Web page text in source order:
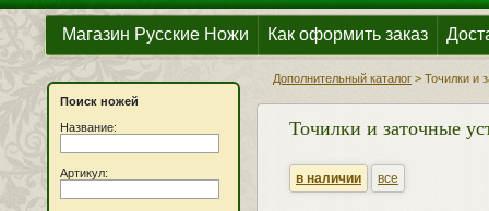
Магазин Русские Ножи Как оформить заказ
Поиск ножей
Название:
Артикул:
Дополнительный каталог > Точилки и
Точилки и заточные
в наличии все